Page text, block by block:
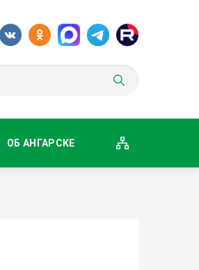
ОБ АНГАРСКЕ